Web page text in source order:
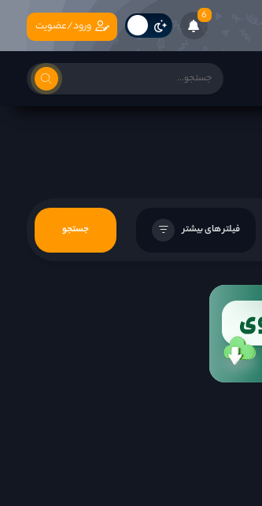
6
ورود/عضویت
فیلتر های بیشتر جستجو